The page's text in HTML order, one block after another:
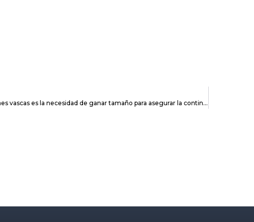
«El principal reto de las pymes vascas es la necesidad de ganar tamaño para asegurar la continuidad»